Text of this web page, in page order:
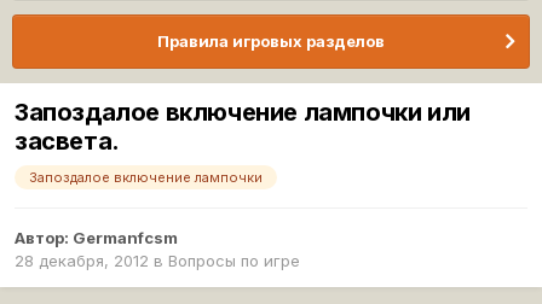
Правила игровых разделов
Запоздалое включение лампочки или
засвета.
Запоздалое включение лампочки
Автор: Germanfcsm
28 декабря, 2012 в Вопросы по игре